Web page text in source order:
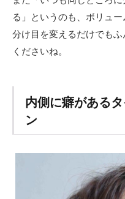
る」というのも、ボリュ
分け目を変えるだけでも
くださいね。
内側に癖がある
ン